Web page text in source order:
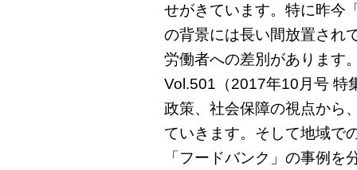
せがきています。特に昨今
の背景には長い間放置され
労働者への差別があります
Vol.501（2017年10月号 特
政策、社会保障の視点から
ていきます。そして地域で
「フードバンク」の事例